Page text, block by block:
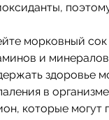
морковный
и
здоровье
в
которые могут